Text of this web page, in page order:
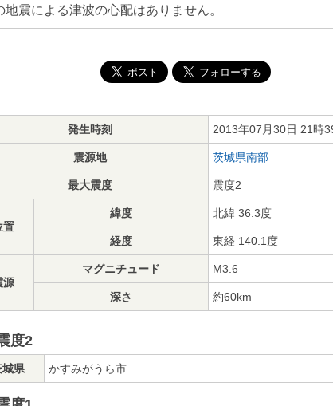
地震による津波の心配はありません。
発生時刻 2013年07月30日 21時
震源地 茨城県南部
最大震度 震度2
置
緯度 北緯 36.3度
経度 東経 140.1度
源
マグニチュード M3.6
深さ 約60km
度2
城県 かすみがうら市